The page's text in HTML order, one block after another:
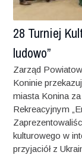
28 Turniej
ludowo”
Zarząd
Koninie
miasta Konina
Rekreacyjnym
kulturowego w
przyjaciół z